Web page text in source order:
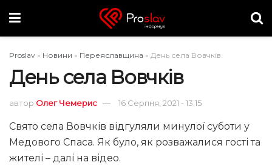
Proslav » Новини » Переяславщина » День села Вовчків
День села Вовчків
автор Олег Чемерис 16 Серпня, 2021 - 13:15
Свято села Вовчків відгуляли минулої суботи у
Медового Спаса. Як було, як розважалися гості та
жителі – далі на відео.